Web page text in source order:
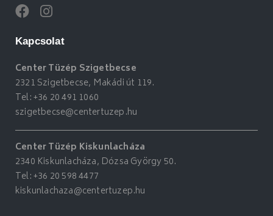
Kapcsolat
Center Tüzép Szigetbecse
2321 Szigetbecse, Makádi út 119.
Tel:+36 20 491 1060
szigetbecse@centertuzep.hu
Center Tüzép Kiskunlacháza
2340 Kiskunlacháza, Dózsa György 50.
Tel:+36 20 598 4477
kiskunlachaza@centertuzep.hu